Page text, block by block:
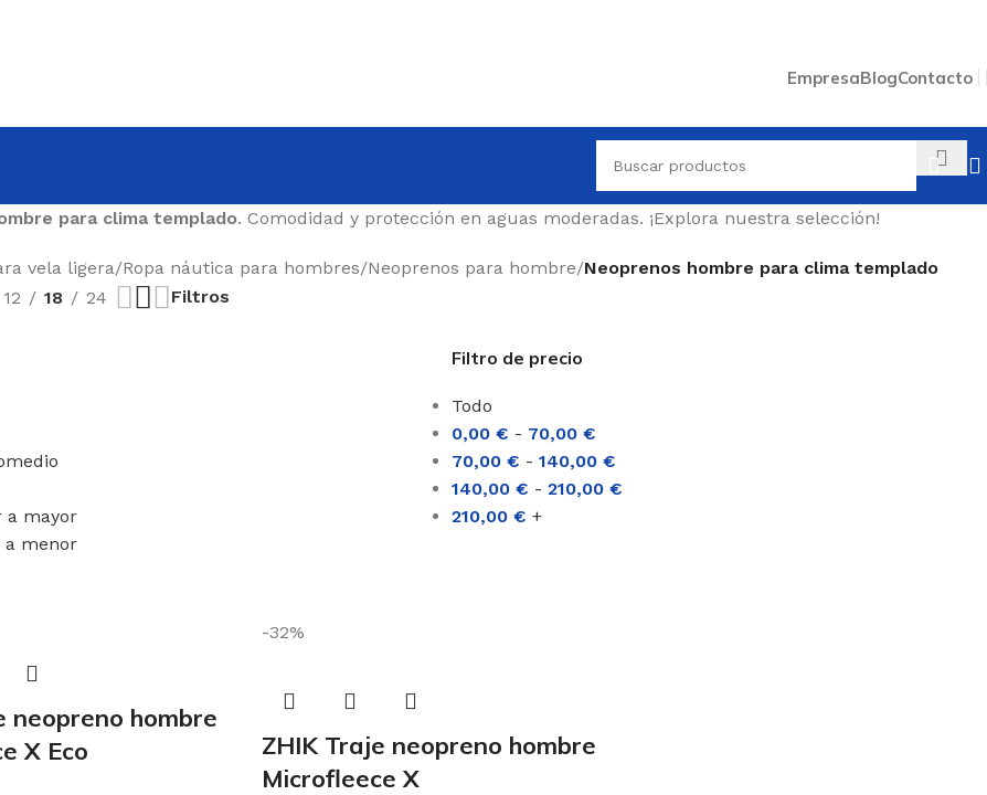
EmpresaBlogContacto
para clima templado. Comodidad y protección en aguas moderadas. ¡Explora nuestra selección!
vela ligera/Ropa náutica para hombres/Neoprenos para hombre/Neoprenos hombre para clima templado
12 18 24 Filtros
a mayor
a menor
Filtro de precio
Todo
0,00 € - 70,00 €
70,00 € - 140,00 €
140,00 € - 210,00 €
210,00 € +
neopreno hombre
X Eco
-32%
ZHIK Traje neopreno hombre
Microfleece X